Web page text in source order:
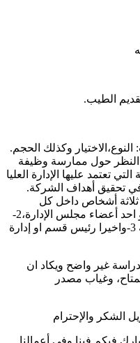
الطيب.
وكذلك الحجم.
حول ممارسة وظيفة
تعتمد عليها الإدارة العليا
تحقيق أهداف الشركة.
أشخاص داخل كل
شركة:1-رئيس مجلس الإدارة أو احد أعضاء مجلس الإدارة،2-
المدير التنفيذي أو من ينوب عنه 3-واخيرا رئيس قسم او إدارة
غير واضح ويكاد ان
وغياب مصدر
الشكر والإحترام